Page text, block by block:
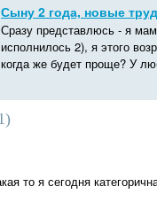
Сыну 2 года, новые
Сразу представлюсь - я
исполнилось 2), я этого
когда же будет проще? У
)
то я сегодня